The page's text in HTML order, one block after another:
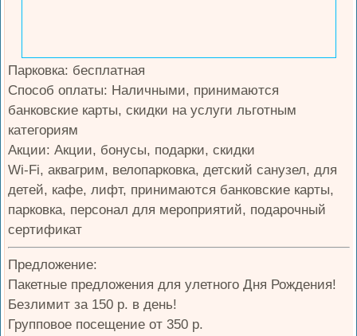
Парковка: бесплатная
Способ оплаты: Наличными, принимаются
банковские карты, скидки на услуги льготным
категориям
Акции: Акции, бонусы, подарки, скидки
Wi-Fi, аквагрим, велопарковка, детский санузел, для
детей, кафе, лифт, принимаются банковские карты,
парковка, персонал для мероприятий, подарочный
сертификат
Предложение:
Пакетные предложения для улетного Дня Рождения!
Безлимит за 150 р. в день!
Групповое посещение от 350 р.